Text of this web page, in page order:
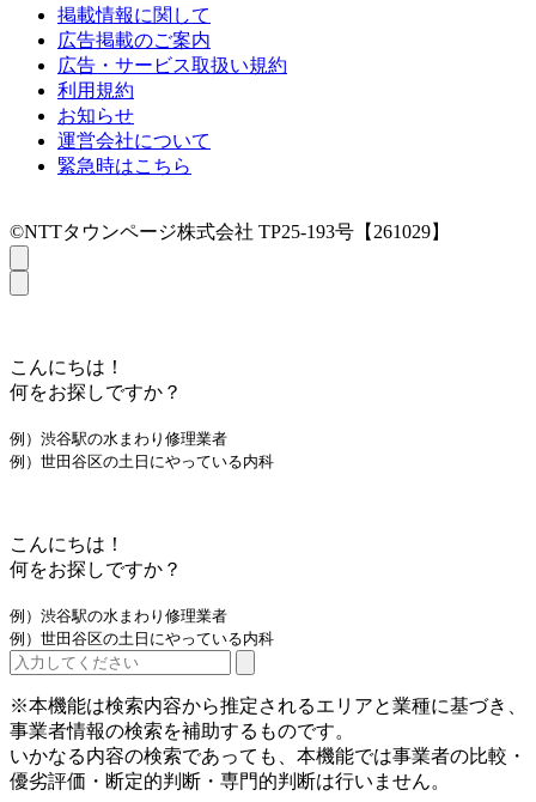
掲載情報に関して
広告掲載のご案内
広告・サービス取扱い規約
利用規約
お知らせ
運営会社について
緊急時はこちら
©NTTタウンページ株式会社 TP25-193号【261029】
こんにちは！
何をお探しですか？
例）渋谷駅の水まわり修理業者
例）世田谷区の土日にやっている内科
こんにちは！
何をお探しですか？
例）渋谷駅の水まわり修理業者
例）世田谷区の土日にやっている内科
※本機能は検索内容から推定されるエリアと業種に基づき、
事業者情報の検索を補助するものです。
いかなる内容の検索であっても、本機能では事業者の比較・
優劣評価・断定的判断・専門的判断は行いません。